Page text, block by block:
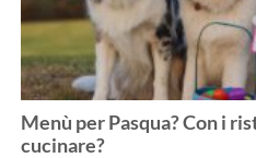
Menù per Pasqua? Con i
cucinare?